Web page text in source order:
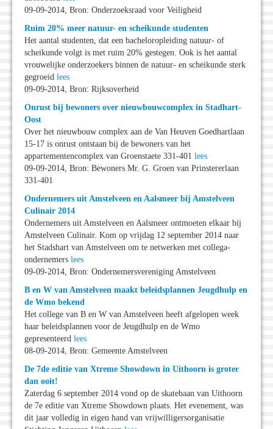
09-09-2014, Bron: Onderzoeksraad voor Veiligheid
Ruim 20% meer natuur- en scheikunde studenten
Het aantal studenten, dat een bacheloropleiding natuur- of
scheikunde volgt is met ruim 20% gestegen. Ook is het aantal
vrouwelijke onderzoekers binnen de natuur- en scheikunde sterk
gegroeid lees
09-09-2014, Bron: Rijksoverheid
Onrust bij bewoners over nieuwbouwcomplex in Stadhart-
Oost
Over het nieuwbouw complex aan de Van Heuven Goedhartlaan
15-17 is onrust ontstaan bij de bewoners van het
appartementencomplex van Groenstaete 331-401 lees
09-09-2014, Bron: Bewoners Mr. G. Groen van Prinstererlaan
331-401
Ondernemers uit Amstelveen en Aalsmeer bij Amstelveen
Culinair 2014
Ondernemers uit Amstelveen en Aalsmeer ontmoeten elkaar bij
Amstelveen Culinair. Kom op vrijdag 12 september 2014 naar
het Stadshart van Amstelveen om te netwerken met collega-
ondernemers lees
09-09-2014, Bron: Ondernemersvereniging Amstelveen
B en W van Amstelveen maakt beleidsplannen Jeugdhulp en
de Wmo bekend
Het college van B en W van Amstelveen heeft afgelopen week
haar beleidsplannen voor de Jeugdhulp en de Wmo
gepresenteerd lees
08-09-2014, Bron: Gemeente Amstelveen
De 7de editie van Xtreme Showdown in Uithoorn is groter
dan ooit!
Zaterdag 6 september 2014 vond op de skatebaan van Uithoorn
de 7e editie van Xtreme Showdown plaats. Het evenement, was
dit jaar volledig in eigen hand van vrijwilligersorganisatie